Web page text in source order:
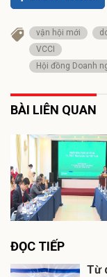
vận hội mới
VCCI
Hội đồng Doanh
BÀI LIÊN QUAN
ĐỌC TIẾP
Từ